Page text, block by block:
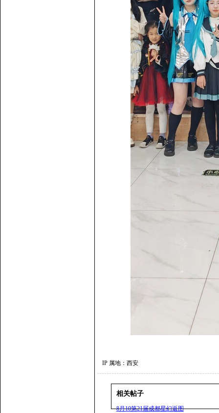
IP 属地：西安
相关帖子
8月10第21届成都星幻返图